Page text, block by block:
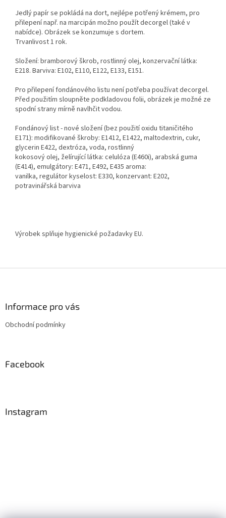
Jedlý papír se pokládá na dort, nejlépe potřený krémem, pro
přilepení např. na marcipán možno použít decorgel (také v
nabídce). Obrázek se konzumuje s dortem.
Trvanlivost 1 rok.
Složení: bramborový škrob, rostlinný olej, konzervační látka:
E218. Barviva: E102, E110, E122, E133, E151.
Pro přilepení fondánového listu není potřeba používat decorgel.
Před použitím sloupněte podkladovou folii, obrázek je možné ze
spodní strany mírně navlhčit vodou.
Fondánový list - nové složení (bez použití oxidu titaničitého
E171): modifikované škroby: E1412, E1422, maltodextrin, cukr,
glycerin E422, dextróza, voda, rostlinný
kokosový olej, želírující látka: celulóza (E460i), arabská guma
(E414), emulgátory: E471, E492, E435 aroma:
vanilka, regulátor kyselost: E330, konzervant: E202,
potravinářská barviva
Výrobek splňuje hygienické požadavky EU.
Informace pro vás
Obchodní podmínky
Facebook
Instagram